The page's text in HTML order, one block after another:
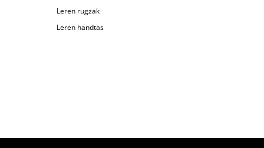
Leren rugzak
Leren handtas